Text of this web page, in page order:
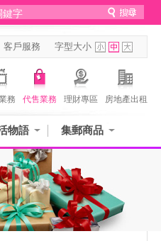
客戶服務 字型大小
務 代售業務 理財專區 房地產出租
物語 集郵商品